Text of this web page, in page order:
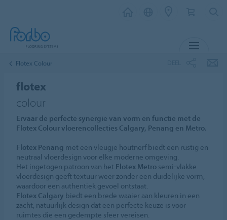
Flotex Colour
flotex
colour
Ervaar de perfecte synergie van vorm en functie met de
Flotex Colour vloerencollecties Calgary, Penang en Metro.
Flotex Penang met een vleugje houtnerf biedt een rustig en
neutraal vloerdesign voor elke moderne omgeving.
Het ingetogen patroon van het Flotex Metro semi-vlakke
vloerdesign geeft textuur weer zonder een duidelijke vorm,
waardoor een authentiek gevoel ontstaat.
Flotex Calgary biedt een brede waaier aan kleuren in een
zacht, natuurlijk design dat een perfecte keuze is voor
ruimtes die een gedempte sfeer vereisen.